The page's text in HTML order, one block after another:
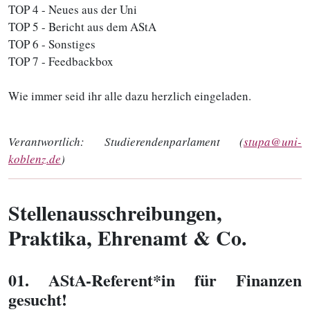
TOP 4 - Neues aus der Uni
TOP 5 - Bericht aus dem AStA
TOP 6 - Sonstiges
TOP 7 - Feedbackbox
Wie immer seid ihr alle dazu herzlich eingeladen.
Verantwortlich: Studierendenparlament (stupa@uni-
koblenz.de)
Stellenausschreibungen,
Praktika, Ehrenamt & Co.
01. AStA-Referent*in für Finanzen
gesucht!